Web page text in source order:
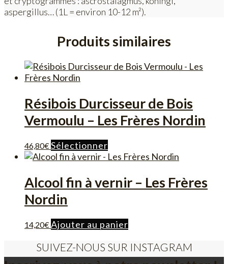
aspergillus… (1L = environ 10-12 m²).
Produits similaires
Résibois Durcisseur de Bois
Vermoulu – Les Frères Nordin
46,80€Sélectionner
produit
plusieurs
variations.
peuvent
choisies
sur
Alcool fin à vernir – Les Frères
Nordin
14,20€Ajouter au panier
SUIVEZ-NOUS SUR INSTAGRAM